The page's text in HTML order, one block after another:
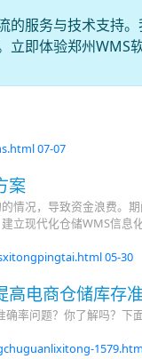
的服务与技术支持
即体验郑州WMS
07-07
案
情况，导致资金浪费。
立现代化仓储WMS信
05-30
高电商仓储库存
率问题？你了解吗？